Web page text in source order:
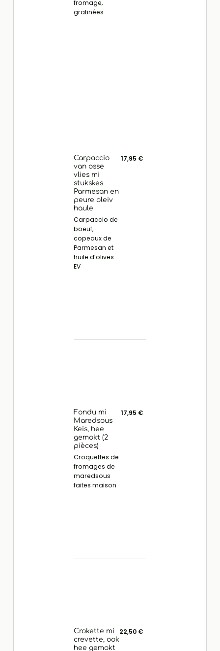
fromage,
gratinées
Carpaccio
van osse
vlies mi
stukskes
Parmesan en
peure oleiv
haule
Carpaccio de
boeuf,
copeaux de
Parmesan et
huile d’olives
EV
17,95 €
Fondu mi
Maredsous
Keis, hee
gemokt (2
pièces)
Croquettes de
fromages de
maredsous
faites maison
17,95 €
Crokette mi
crevette, ook
hee gemokt
22,50 €